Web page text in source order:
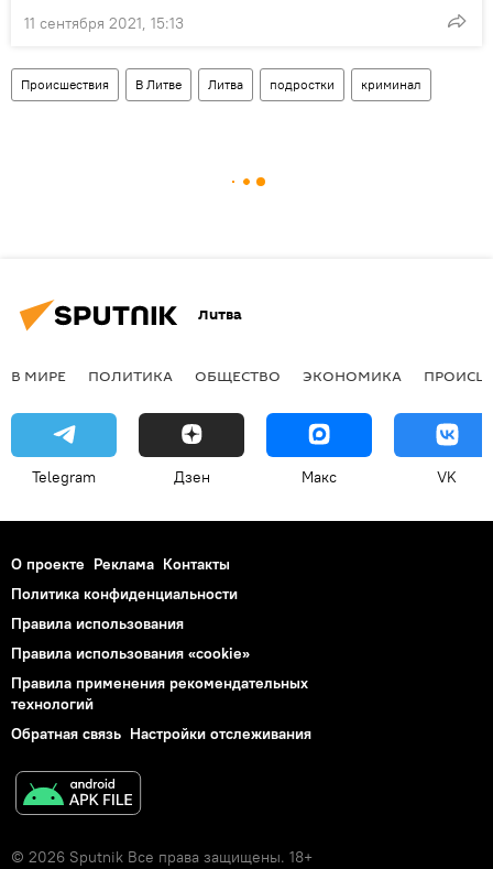
11 сентября 2021, 15:13
Происшествия В Литве Литва подростки криминал
Литва
В МИРЕ ПОЛИТИКА ОБЩЕСТВО ЭКОНОМИКА
Telegram Дзен Макс VK
О проекте Реклама Контакты
Политика конфиденциальности
Правила использования
Правила использования «cookie»
Правила применения рекомендательных
технологий
Обратная связь Настройки отслеживания
© 2026 Sputnik Все права защищены. 18+